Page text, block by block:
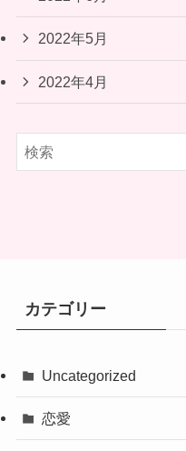
2022年5月
2022年4月
カテゴリー
Uncategorized
恋愛